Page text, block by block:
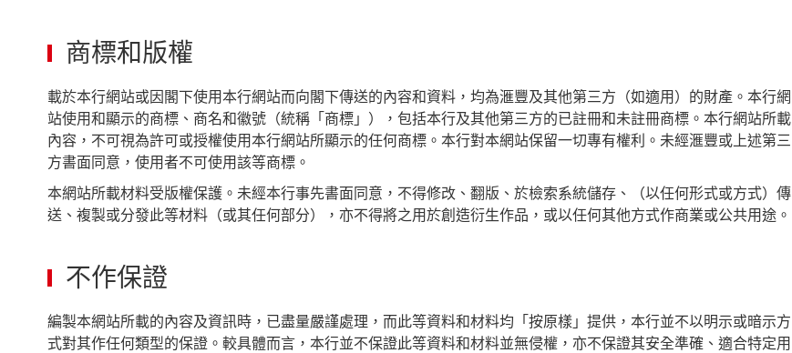
商標和版權
載於本行網站或因閣下使用本行網站而向閣下傳送的內容和資料，均為滙豐及其他第三方（如適用）的財產。本行網
站使用和顯示的商標、商名和徽號（統稱「商標」），包括本行及其他第三方的已註冊和未註冊商標。本行網站所載
內容，不可視為許可或授權使用本行網站所顯示的任何商標。本行對本網站保留一切專有權利。未經滙豐或上述第三
方書面同意，使用者不可使用該等商標。
本網站所載材料受版權保護。未經本行事先書面同意，不得修改、翻版、於檢索系統儲存、（以任何形式或方式）傳
送、複製或分發此等材料（或其任何部分），亦不得將之用於創造衍生作品，或以任何其他方式作商業或公共用途。
不作保證
編製本網站所載的內容及資訊時，已盡量嚴謹處理，而此等資料和材料均「按原樣」提供，本行並不以明示或暗示方
式對其作任何類型的保證。較具體而言，本行並不保證此等資料和材料並無侵權，亦不保證其安全準確、適合特定用